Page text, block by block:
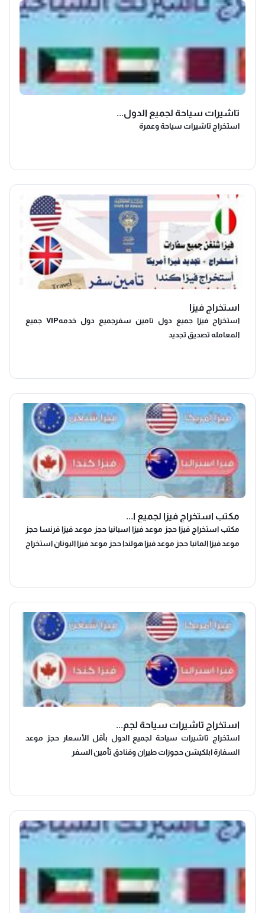
تاشيرات سياحة لجميع الدول...
استخراج تاشيرات سياحة وعمرة
استخراج فيزا
استخراج فيزا جميع دول تامين سفرجميع دول خدمهVIP جميع
المعامله تصديق تجديد
مكتب استخراج فيزا لجميع ا...
مكتب استخراج فيزا حجز موعد فيزا اسبانيا حجز موعد فيزا فرنسا حجز
موعد فيزا المانيا حجز موعد فيزا هولندا حجز موعد فيزا اليونان استخراج
استخراج تاشيرات سياحة لجم...
استخراج تاشيرات سياحة لجميع الدول بأقل الأسعار حجز موعد
السفارة ابلكيشن حجوزات طيران وفنادق تأمين السفر